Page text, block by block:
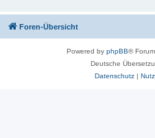
Foren-Übersicht
Powered by phpBB®
Deutsche
Datenschutz|